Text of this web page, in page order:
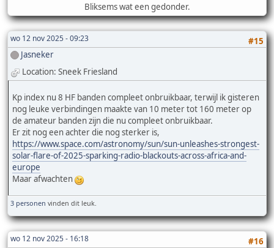
Bliksems wat een gedonder.
wo 12 nov 2025 - 09:23
#15
Jasneker
Location: Sneek Friesland
Kp index nu 8 HF banden compleet onbruikbaar, terwijl ik gisteren
nog leuke verbindingen maakte van 10 meter tot 160 meter op
de amateur banden zijn die nu compleet onbruikbaar.
Er zit nog een achter die nog sterker is,
https://www.space.com/astronomy/sun/sun-unleashes-strongest-
solar-flare-of-2025-sparking-radio-blackouts-across-africa-and-
europe
Maar afwachten
3 personen vinden dit leuk.
wo 12 nov 2025 - 16:18
#16